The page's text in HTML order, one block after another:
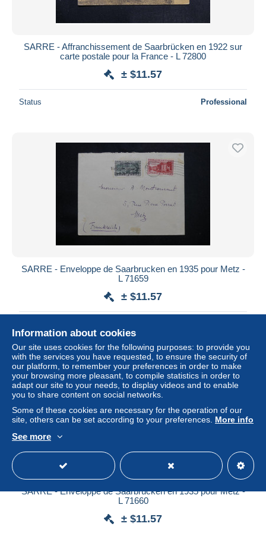
SARRE - Affranchissement de Saarbrücken en 1922 sur
carte postale pour la France - L 72800
± $11.57
Status Professional
SARRE - Enveloppe de Saarbrucken en 1935 pour Metz -
L 71659
± $11.57
SARRE - Enveloppe de Saarbrucken en 1935 pour Metz -
L 71660
± $11.57
Information about cookies
Our site uses cookies for the following purposes: to provide you
with the services you have requested, to ensure the security of
our platform, to remember your preferences in order to make
your browsing more pleasant, to compile statistics in order to
adapt our site to your needs, to display videos and to enable
you to share content on social networks.
Some of these cookies are necessary for the operation of our
site, others can be set according to your preferences. More info
See more